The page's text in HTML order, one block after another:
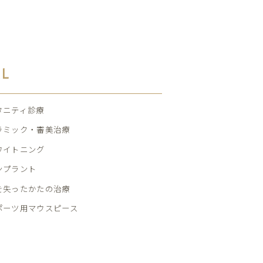
ニティ診療
ミック・審美治療
イトニング
プラント
失ったかたの治療
ーツ用マウスピース